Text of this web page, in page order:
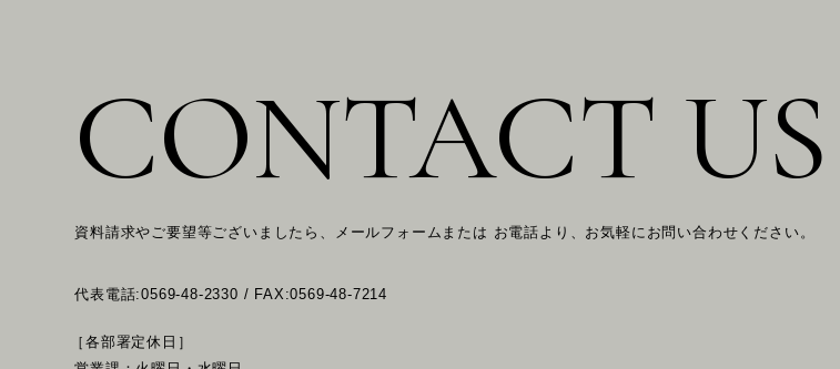
CONTACT US
資料請求やご要望等ございましたら、メールフォームまたは お電話より、お気軽にお問い合わせください。
代表電話:0569-48-2330 / FAX:0569-48-7214
［各部署定休日］